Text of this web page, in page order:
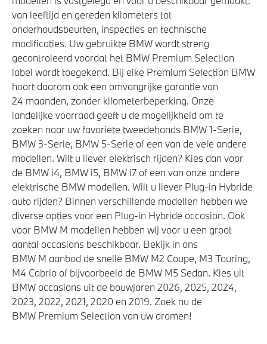
van leeftijd en gereden kilometers tot
onderhoudsbeurten, inspecties en technische
modificaties. Uw gebruikte BMW wordt streng
gecontroleerd voordat het BMW Premium Selection
label wordt toegekend. Bij elke Premium Selection BMW
hoort daarom ook een omvangrijke garantie van
24 maanden, zonder kilometerbeperking. Onze
landelijke voorraad geeft u de mogelijkheid om te
zoeken naar uw favoriete tweedehands BMW 1-Serie,
BMW 3-Serie, BMW 5-Serie of een van de vele andere
modellen. Wilt u liever elektrisch rijden? Kies dan voor
de BMW i4, BMW i5, BMW i7 of een van onze andere
elektrische BMW modellen. Wilt u liever Plug-in Hybride
auto rijden? Binnen verschillende modellen hebben we
diverse opties voor een Plug-in Hybride occasion. Ook
voor BMW M modellen hebben wij voor u een groot
aantal occasions beschikbaar. Bekijk in ons
BMW M aanbod de snelle BMW M2 Coupe, M3 Touring,
M4 Cabrio of bijvoorbeeld de BMW M5 Sedan. Kies uit
BMW occasions uit de bouwjaren 2026, 2025, 2024,
2023, 2022, 2021, 2020 en 2019. Zoek nu de
BMW Premium Selection van uw dromen!